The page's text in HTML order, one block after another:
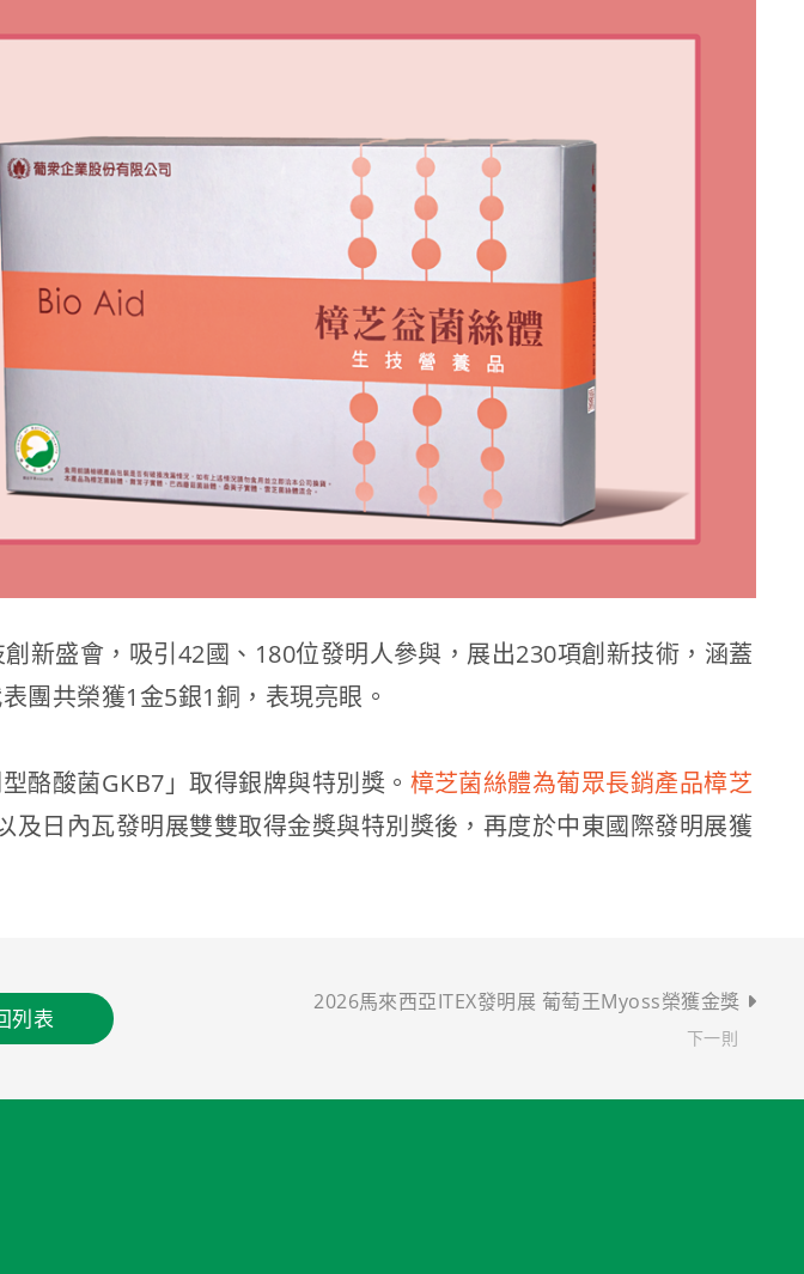
新盛會，吸引42國、180位發明人參與，展出230項創新技術，涵蓋
團共榮獲1金5銀1銅，表現亮眼。
酪酸菌GKB7」取得銀牌與特別獎。 樟芝菌絲體為葡眾長銷產品樟芝
及日內瓦發明展雙雙取得金獎與特別獎後，再度於中東國際發明展獲
列表
2026馬來西亞ITEX發明展 葡萄王Myoss榮獲金獎
下一則